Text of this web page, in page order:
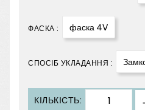
ФАСКА : фаска 4V
СПОСІБ УКЛАДАННЯ :
КІЛЬКІСТЬ: